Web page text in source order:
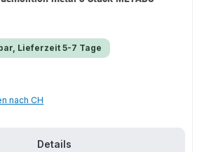
Lieferzeit 5-7 Tage
nach CH
Details